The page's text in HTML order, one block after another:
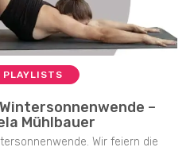
PLAYLISTS
–
Mühlbauer
Wir feiern die